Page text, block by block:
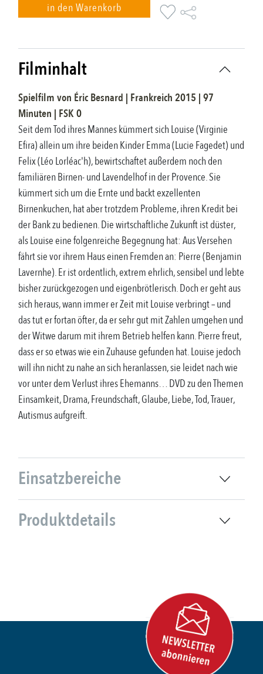
in den Warenkorb
Filminhalt
Spielfilm von Éric Besnard | Frankreich 2015 |97
Minuten | FSK0
Seit dem Tod ihres Mannes kümmert sich Louise (Virginie
Efira) allein um ihre beiden Kinder Emma (Lucie Fagedet) und
Felix (Léo Lorléac'h), bewirtschaftet außerdem noch den
familiären Birnen- und Lavendelhof in der Provence. Sie
kümmert sich um die Ernte und backt exzellenten
Birnenkuchen, hat aber trotzdem Probleme, ihren Kredit bei
der Bank zu bedienen. Die wirtschaftliche Zukunft ist düster,
als Louise eine folgenreiche Begegnung hat: Aus Versehen
fährt sie vor ihrem Haus einen Fremden an: Pierre (Benjamin
Lavernhe). Er ist ordentlich, extrem ehrlich, sensibel und lebte
bisher zurückgezogen und eigenbrötlerisch. Doch er geht aus
sich heraus, wann immer er Zeit mit Louise verbringt – und
das tut er fortan öfter, da er sehr gut mit Zahlen umgehen und
der Witwe darum mit ihrem Betrieb helfen kann. Pierre freut,
dass er so etwas wie ein Zuhause gefunden hat. Louise jedoch
will ihn nicht zu nahe an sich heranlassen, sie leidet nach wie
vor unter dem Verlust ihres Ehemanns… DVD zu den Themen
Einsamkeit, Drama, Freundschaft, Glaube, Liebe, Tod, Trauer,
Autismus aufgreift.
Einsatzbereiche
Produktdetails